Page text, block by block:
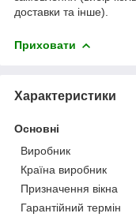
доставки та інше).
Приховати
Характеристики
Основні
Виробник
Країна виробник
Призначення вікна
Гарантійний термін